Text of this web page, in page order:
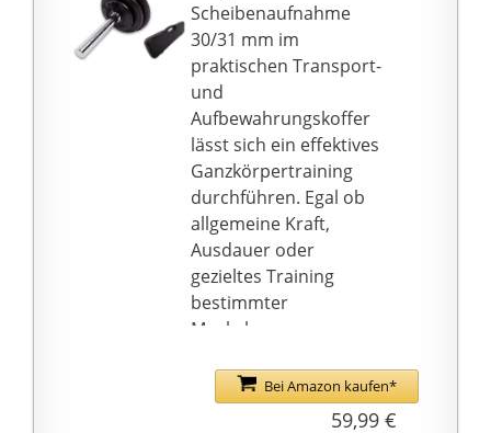
Abrutschen der Hände
während des Trainings
verhindert.
Unsere Gewichte sind
mit einer Sand-Zement
Mischung gefüllt und
mit Kunststoff
überzogen, was ein
sehr geräuscharmes
Training garantiert.
Scheibenaufnahme
30/31 mm im
praktischen Transport-
und
Aufbewahrungskoffer
lässt sich ein effektives
Ganzkörpertraining
durchführen. Egal ob
allgemeine Kraft,
Ausdauer oder
gezieltes Training
bestimmter
Muskelgruppen
diesem Langhantelset
können vielfältige
Bei Amazon kaufen*
59,99 €